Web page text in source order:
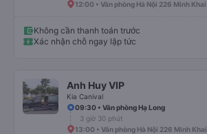
12:00 • Văn phòng Hà Nội 226 Minh Khai
Không cần thanh toán trước
Xác nhận chỗ ngay lập tức
Anh Huy VIP
Kia Canival
09:30 • Văn phòng Hạ Long
3 giờ 30 phút
13:00 • Văn phòng Hà Nội 226 Minh Khai